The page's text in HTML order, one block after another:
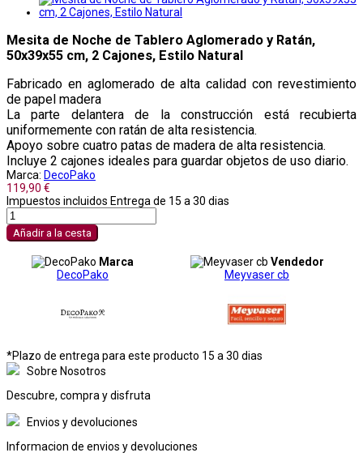
Mesita de Noche de Tablero Aglomerado y Ratán,
50x39x55 cm, 2 Cajones, Estilo Natural
Fabricado en aglomerado de alta calidad con revestimiento
de papel madera
La parte delantera de la construcción está recubierta
uniformemente con ratán de alta resistencia.
Apoyo sobre cuatro patas de madera de alta resistencia.
Incluye 2 cajones ideales para guardar objetos de uso diario.
Marca: DecoPako
119,90 €
Impuestos incluidos Entrega de 15 a 30 dias
Añadir a la cesta
Marca
DecoPako
Vendedor
Meyvaser cb
*Plazo de entrega para este producto 15 a 30 dias
Sobre Nosotros
Descubre, compra y disfruta
Envios y devoluciones
Informacion de envios y devoluciones